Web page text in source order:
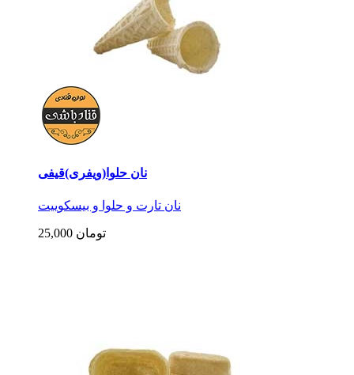
نان حلوا(ویفری)قیفی
نان تارت و حلوا و بیسکوییت
25,000 تومان